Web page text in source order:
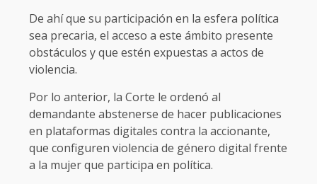
De ahí que su participación en la esfera política
sea precaria, el acceso a este ámbito presente
obstáculos y que estén expuestas a actos de
violencia.
Por lo anterior, la Corte le ordenó al
demandante abstenerse de hacer publicaciones
en plataformas digitales contra la accionante,
que configuren violencia de género digital frente
a la mujer que participa en política.